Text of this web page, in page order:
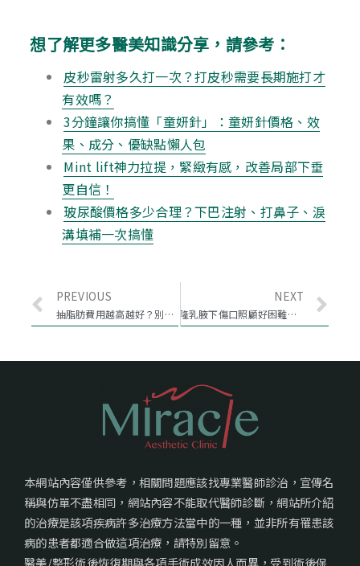
想了解更多醫美知識分享，請參考：
皮秒雷射多久打一次？打皮秒需要長期施打才
有效嗎？
3分鐘讓你搞懂「童妍針」：童妍針價格、效
果、成分、優缺點懶人包
Mint lift神力拉提，緊緻有感，改善局部下垂
更自信！
玻尿酸價格多少合理？下巴注射、打鼻子、淚
溝填補一次搞懂
PREVIOUS
抽脂肪費用越高越好？別陷入抽脂肪手術價錢迷思！
NEXT
隆乳腋下傷口照顧好困難？專業隆乳醫師告訴你隆乳傷口這樣照顧不留疤！
本網站內容僅供參考，相關問題應該找專業醫師診治，宣傳名
稱與仿單不盡相同，網站內容不能取代醫師診斷，網站所介紹
的治療是該項疾病許多治療方法當中的一種，並非所有罹患該
病的患者都適合做這項治療，請特別留意。
醫美/整形術後恢復期與各項手術成效因人而異，受到術後保